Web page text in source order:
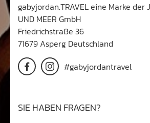
gabyjordan.TRAVEL eine Marke der
UND MEER GmbH
Friedrichstraße 36
71679 Asperg Deutschland
#gabyjordantravel
SIE HABEN FRAGEN?